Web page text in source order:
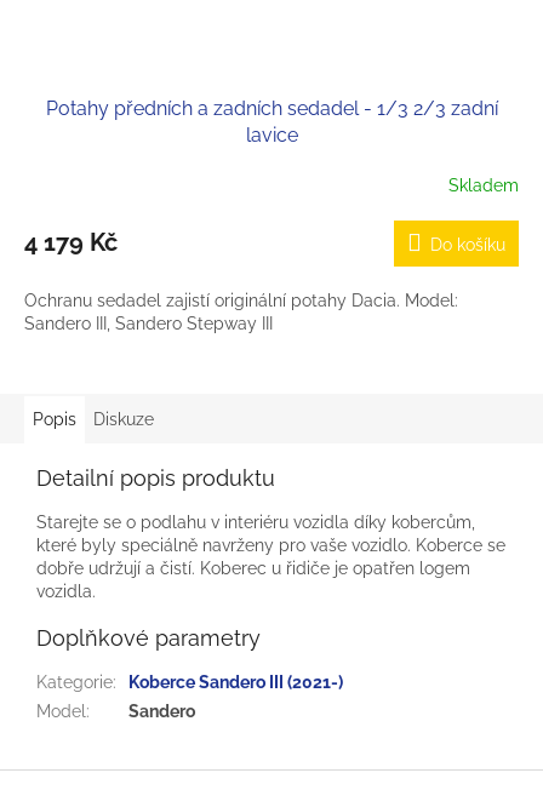
Potahy předních a zadních sedadel - 1/3 2/3 zadní
lavice
Skladem
4 179 Kč Do košíku
Ochranu sedadel zajistí originální potahy Dacia. Model:
Sandero III, Sandero Stepway III
Popis Diskuze
Detailní popis produktu
Starejte se o podlahu v interiéru vozidla díky kobercům,
které byly speciálně navrženy pro vaše vozidlo. Koberce se
dobře udržují a čistí. Koberec u řidiče je opatřen logem
vozidla.
Doplňkové parametry
Kategorie:
Koberce Sandero III (2021-)
Model : Sandero